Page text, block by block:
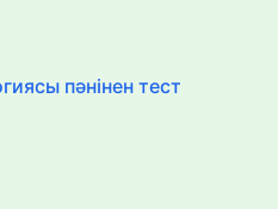
пәнінен тест